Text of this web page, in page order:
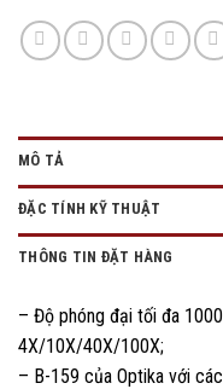
MÔ TẢ
ĐẶC TÍNH KỸ THUẬT
THÔNG TIN ĐẶT HÀNG
– Độ phóng đại tối đa
4X/10X/40X/100X;
– B-159 của Optika với